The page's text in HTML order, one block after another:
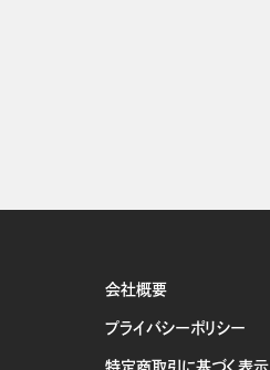
会社概要
プライバシーポリシー
特定商取引に基づく表示